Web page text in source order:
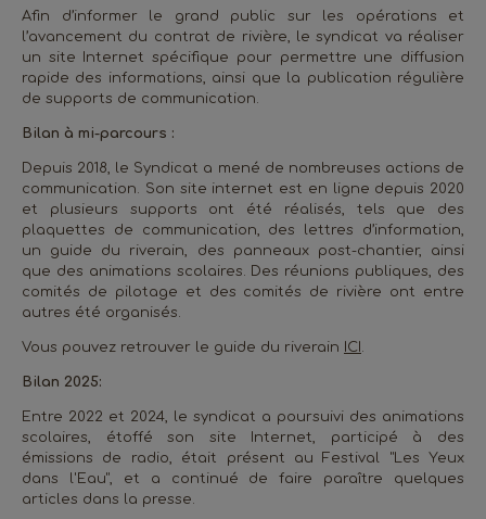
Afin d’informer le grand public sur les opérations et
l’avancement du contrat de rivière, le syndicat va réaliser
un site Internet spécifique pour permettre une diffusion
rapide des informations, ainsi que la publication régulière
de supports de communication.
Bilan à mi-parcours :
Depuis 2018, le Syndicat a mené de nombreuses actions de
communication. Son site internet est en ligne depuis 2020
et plusieurs supports ont été réalisés, tels que des
plaquettes de communication, des lettres d’information,
un guide du riverain, des panneaux post-chantier, ainsi
que des animations scolaires. Des réunions publiques, des
comités de pilotage et des comités de rivière ont entre
autres été organisés.
Vous pouvez retrouver le guide du riverain ICI .
Bilan 2025:
Entre 2022 et 2024, le syndicat a poursuivi des animations
scolaires, étoffé son site Internet, participé à des
émissions de radio, était présent au Festival "Les Yeux
dans l'Eau", et a continué de faire paraître quelques
articles dans la presse.